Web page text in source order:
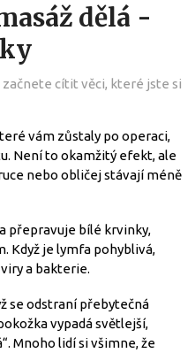
dělá -
cítit věci, které jste si
vám zůstaly po operaci,
Není to okamžitý efekt, ale
nebo obličej stávají méně
přepravuje bílé krvinky,
Když je lymfa pohyblivá,
a bakterie.
se odstraní přebytečná
vypadá světlejší,
Mnoho lidí si všimne, že